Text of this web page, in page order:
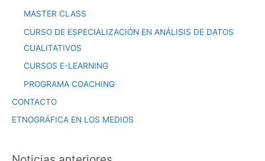
MASTER CLASS
CURSO DE ESPECIALIZACIÓN EN ANÁLISIS DE DATOS
CUALITATIVOS
CURSOS E-LEARNING
PROGRAMA COACHING
CONTACTO
ETNOGRÁFICA EN LOS MEDIOS